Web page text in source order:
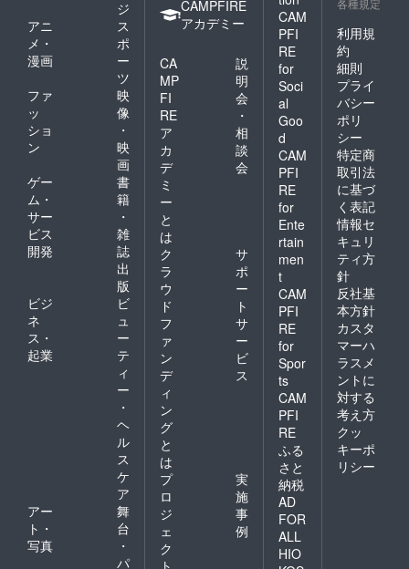
ジ
アニ
メ・
漫画
ス
ポ
ー
ツ
ファ
ッ
ショ
ン
映
像
・
映
画
ゲー
ム・
サー
ビス
開発
書
籍
・
雑
誌
出
版
ビジ
ネ
ス・
起業
ビ
ュ
ー
テ
ィ
ー
・
ヘ
ル
ス
ケ
ア
アー
ト・
写真
舞
台
・
パ
CAMPFIRE
アカデミー
CA
MP
FI
RE
ア
カ
デ
ミ
ー
と
は
説
明
会
・
相
談
会
ク
ラ
ウ
ド
フ
ァ
ン
デ
ィ
ン
グ
と
は
サ
ポ
ー
ト
サ
ー
ビ
ス
プ
ロ
ジ
ェ
ク
ト
実
施
事
例
CAM
PFI
RE
for
Soci
al
Goo
d
CAM
PFI
RE
for
Ente
rtain
men
t
CAM
PFI
RE
for
Spor
ts
CAM
PFI
RE
ふる
さと
納税
AD
FOR
ALL
HIO
利用規
約
細則
プライ
バシー
ポリ
シー
特定商
取引法
に基づ
く表記
情報セ
キュリ
ティ方
針
反社基
本方針
カスタ
マーハ
ラスメ
ントに
対する
考え方
クッ
キーポ
リシー